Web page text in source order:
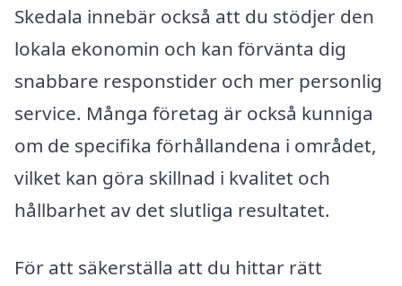
Skedala innebär också att du stödjer den
lokala ekonomin och kan förvänta dig
snabbare responstider och mer personlig
service. Många företag är också kunniga
om de specifika förhållandena i området,
vilket kan göra skillnad i kvalitet och
hållbarhet av det slutliga resultatet.
För att säkerställa att du hittar rätt